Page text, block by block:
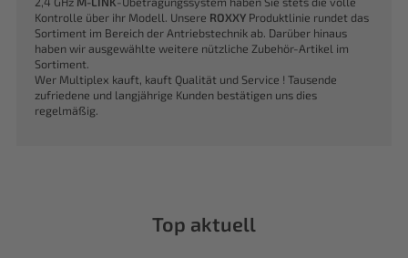
Kontrolle über ihr Modell. Unsere ROXXY Produktlinie rundet das
Sortiment im Bereich der Antriebstechnik ab. Darüber hinaus
haben wir ausgewählte weitere nützliche Zubehör-Artikel im
Sortiment.
Wer Multiplex kauft, kauft Qualität und Service ! Tausende
zufriedene und langjährige Kunden bestätigen uns dies
regelmäßig.
Top aktuell